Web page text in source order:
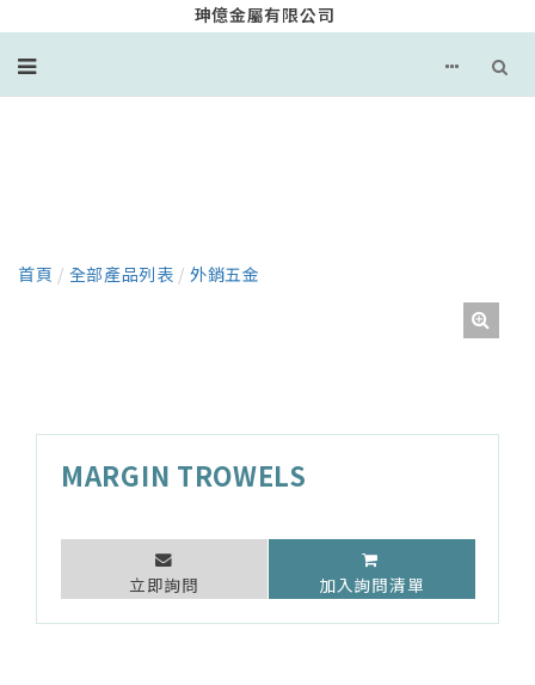
珅億金屬有限公司
首頁 / 全部產品列表 / 外銷五金
MARGIN TROWELS
立即詢問 加入詢問清單